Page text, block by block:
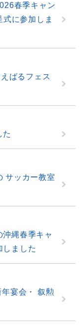
春季キャン
に参加しま
ばるフェス
サッカー教室
縄春季キャ
しました
宴会・ 叙勲